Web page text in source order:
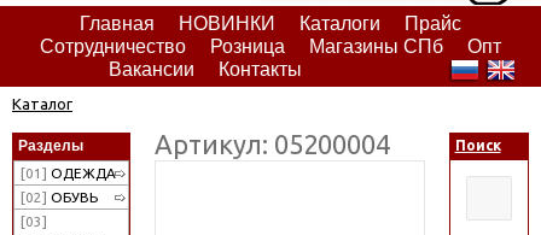
Главная НОВИНКИ Каталоги
Прайс
Сотрудничество
Розница Магазины СПб
Опт
Вакансии
Контакты
Каталог
Разделы
[01] ОДЕЖДА
[02] ОБУВЬ
[03]
Артикул: 05200004 Поиск